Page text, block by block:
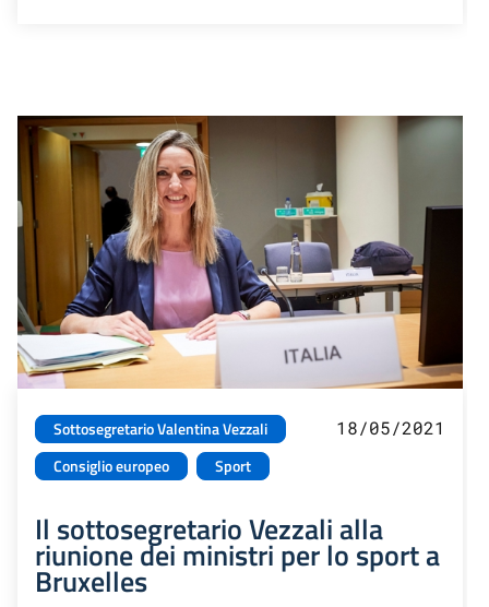
Sottosegretario Valentina Vezzali
Consiglio europeo
Sport
18/05/2021
Il sottosegretario Vezzali alla
riunione dei ministri per lo sport a
Bruxelles